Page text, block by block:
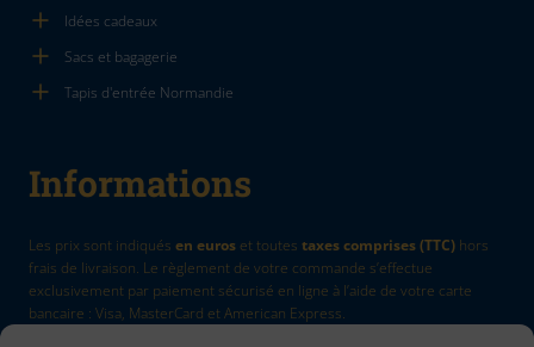
Idées cadeaux
Sacs et bagagerie
Tapis d'entrée Normandie
Informations
Les prix sont indiqués en euros et toutes taxes comprises (TTC) hors
frais de livraison. Le règlement de votre commande s’effectue
exclusivement par paiement sécurisé en ligne à l’aide de votre carte
bancaire : Visa, MasterCard et American Express.